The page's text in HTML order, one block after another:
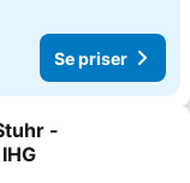
Se priser
-